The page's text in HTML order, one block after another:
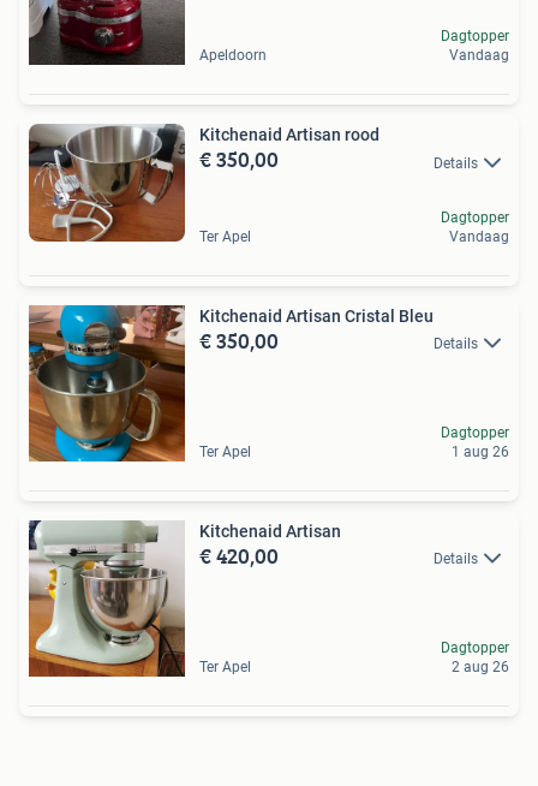
Apeldoorn
Dagtopper
Vandaag
Kitchenaid Artisan rood
€ 350,00 Details
Ter Apel
Dagtopper
Vandaag
Kitchenaid Artisan Cristal Bleu
€ 350,00 Details
Ter Apel
Dagtopper
1 aug 26
Kitchenaid Artisan
€ 420,00 Details
Ter Apel
Dagtopper
2 aug 26